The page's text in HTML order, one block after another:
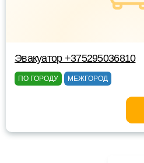
Эвакуатор +375295036810
ПО ГОРОДУ МЕЖГОРОД